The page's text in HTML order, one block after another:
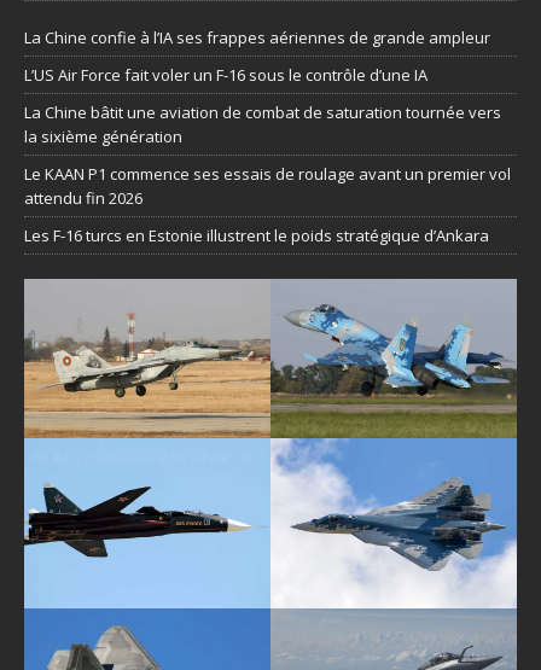
La Chine confie à l’IA ses frappes aériennes de grande ampleur
L’US Air Force fait voler un F-16 sous le contrôle d’une IA
La Chine bâtit une aviation de combat de saturation tournée vers
la sixième génération
Le KAAN P1 commence ses essais de roulage avant un premier vol
attendu fin 2026
Les F-16 turcs en Estonie illustrent le poids stratégique d’Ankara